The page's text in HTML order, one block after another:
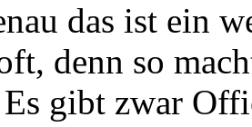
das ist ein
denn so
gibt zwar